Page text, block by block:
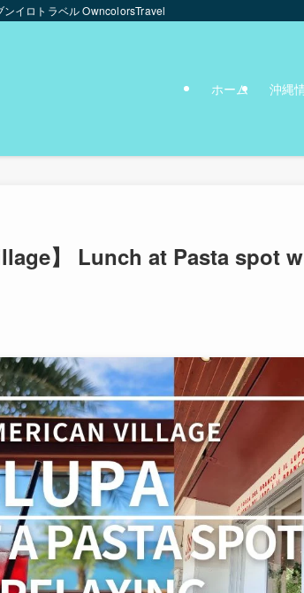
イロトラベル OwncolorsTravel
ホーム 沖縄
】 Lunch at Pasta spot